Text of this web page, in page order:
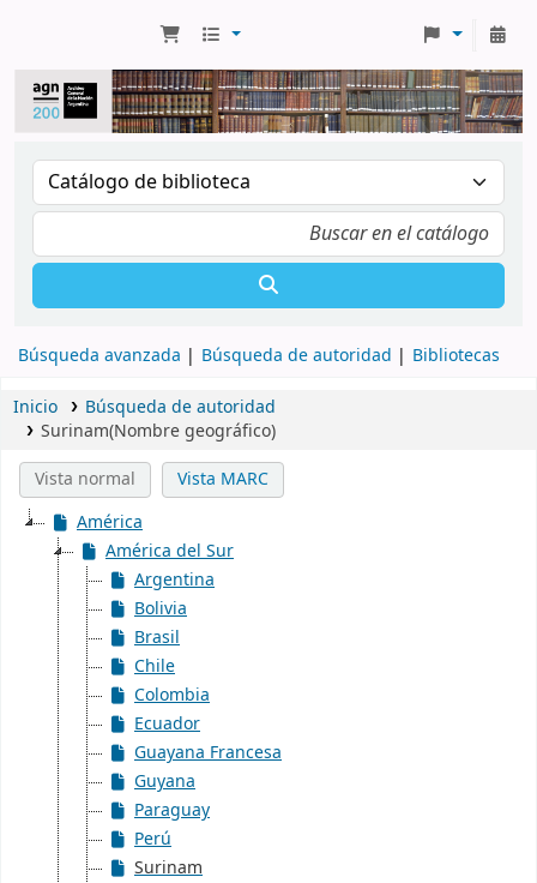
Búsqueda avanzada Búsqueda de autoridad Bibliotecas
Inicio
Búsqueda de autoridad
Surinam(Nombre geográfico)
Vista normal
Vista MARC
América
América del Sur
Argentina
Bolivia
Brasil
Chile
Colombia
Ecuador
Guayana Francesa
Guyana
Paraguay
Perú
Surinam